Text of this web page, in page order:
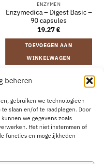
beheren
gebruiken we technologieën
slaan en/of te raadplegen. Door
we gegevens zoals
Het niet instemmen of
functies en mogelijkheden
ENZYMEN
Enzymedica – Digest Basic –
90 capsules
19.27€
TOEVOEGEN AAN
WINKELWAGEN
PRIVACYVERKLARING